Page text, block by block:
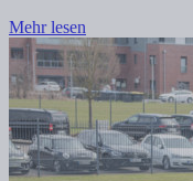
Mehr lesen